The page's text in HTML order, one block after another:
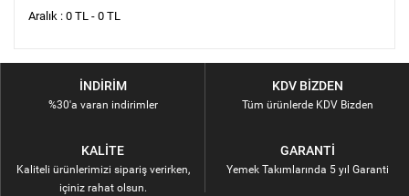
Aralık : 0 TL - 0 TL
İNDIRIM
%30'a varan indirimler
KDV BIZDEN
Tüm ürünlerde KDV Bizden
KALITE
Kaliteli ürünlerimizi sipariş verirken,
içiniz rahat olsun.
GARANTI
Yemek Takımlarında 5 yıl Garanti